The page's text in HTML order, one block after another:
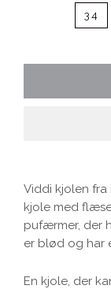
34
Viddi kjolen fra
kjole med
pufærmer, der
er blød og har
En kjole, der